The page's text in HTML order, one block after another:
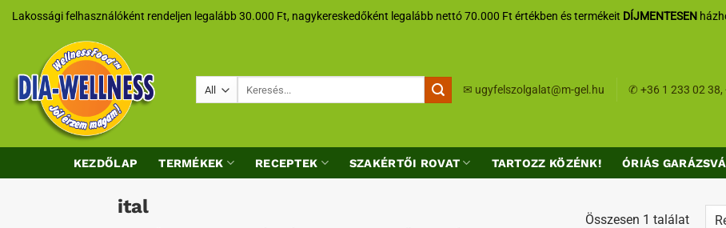
SkipLakossági felhasználóként rendeljen legalább 30.000 Ft, nagykereskedőként legalább nettó 70.000 Ft értékben és termékeit DÍJMENTESEN
✉ ugyfelszolgalat@m-gel.hu ✆+36 1 233 02 38,
KEZDŐLAP TERMÉKEK RECEPTEK SZAKÉRTŐI ROVAT TARTOZZ KÖZÉNK! ÓRIÁS
ital
Összesen 1 találat